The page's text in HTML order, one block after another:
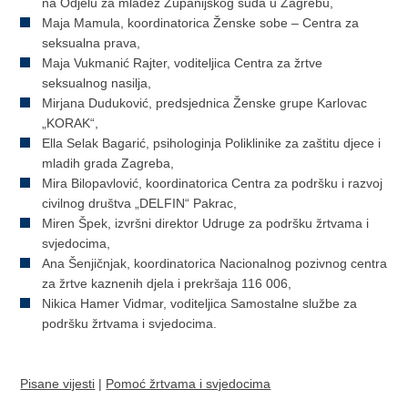
Maja Mamula, koordinatorica Ženske sobe – Centra za
seksualna prava,
Maja Vukmanić Rajter, voditeljica Centra za žrtve
seksualnog nasilja,
Mirjana Duduković, predsjednica Ženske grupe Karlovac
„KORAK“,
Ella Selak Bagarić, psihologinja Poliklinike za zaštitu djece i
mladih grada Zagreba,
Mira Bilopavlović, koordinatorica Centra za podršku i razvoj
civilnog društva „DELFIN“ Pakrac,
Miren Špek, izvršni direktor Udruge za podršku žrtvama i
svjedocima,
Ana Šenjičnjak, koordinatorica Nacionalnog pozivnog centra
za žrtve kaznenih djela i prekršaja 116 006,
Nikica Hamer Vidmar, voditeljica Samostalne službe za
podršku žrtvama i svjedocima.
Pisane vijesti | Pomoć žrtvama i svjedocima